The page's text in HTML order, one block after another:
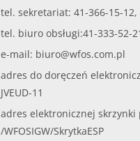
tel. sekretariat: 41-366-15-12,
tel. biuro obsługi:41-333-52-
e-mail: biuro@wfos.com.pl
adres do doręczeń
JVEUD-11
adres elektronicznej skrzynki
/WFOSIGW/SkrytkaESP